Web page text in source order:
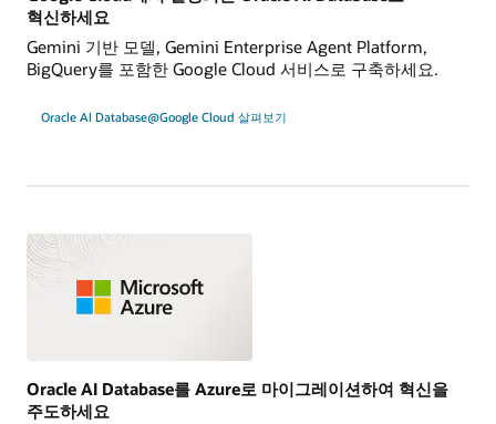
혁신하세요
Gemini 기반 모델, Gemini Enterprise Agent Platform,
BigQuery를 포함한 Google Cloud 서비스로 구축하세요.
Oracle AI Database@Google Cloud 살펴보기
Oracle AI Database를 Azure로 마이그레이션하여 혁신을
주도하세요